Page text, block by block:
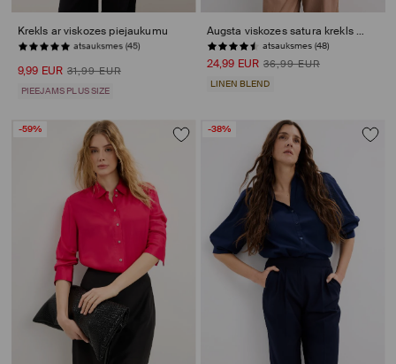
Krekls ar viskozes piejaukumu
PĒDĒJĀS PRECES
9,99 EUR 31,99 EUR
PIEEJAMS PLUS SIZE
Augsta viskozes satura krekls ar lina piejaukumu
atsauksmes (48)
24,99 EUR 36,99 EUR
LINEN BLEND
-59% -38%